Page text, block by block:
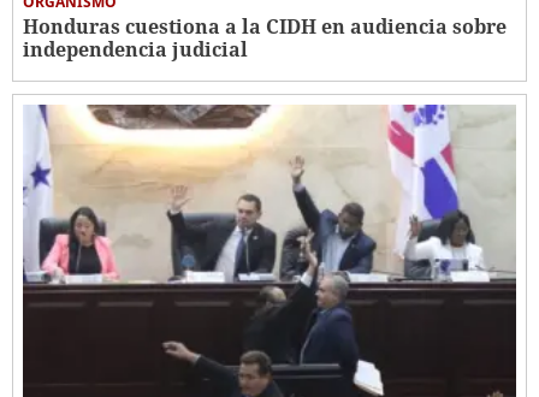
Honduras cuestiona a la CIDH en audiencia sobre
independencia judicial